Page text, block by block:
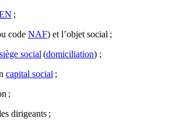
;
code NAF) et l’objet social ;
siège social (domiciliation) ;
capital social ;
;
dirigeants ;